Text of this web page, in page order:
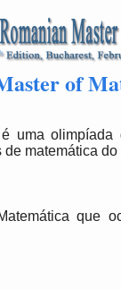
of
uma
matemática do
que